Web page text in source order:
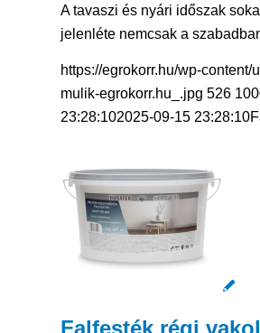
A tavaszi és nyári időszak
jelenléte nemcsak a
https://egrokorr.hu/wp-
mulik-egrokorr.hu_.jpg 526
23:28:102025-09-15 23:28:10
Falfesték régi